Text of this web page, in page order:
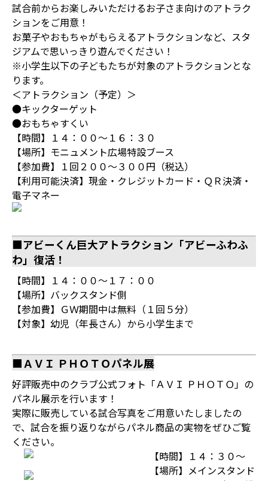
試合前からお楽しみいただけるお子さま向けのアトラク
ションをご用意！
お菓子やおもちゃがもらえるアトラクションなど、スタ
ジアムで思いっきり遊んでください！
※小学生以下の子どもたちが対象のアトラクションとな
ります。
＜アトラクション（予定）＞
●キックターゲット
●おもちゃすくい
【時間】１４：００～１６：３０
【場所】モニュメント広場特設ブース
【参加費】１回２００～３００円（税込）
【利用可能決済】現金・クレジットカード・ＱＲ決済・
電子マネー
■アビーくん巨大アトラクション「アビーふわふ
わ」復活！
【時間】１４：００～１７：００
【場所】バックスタンド側
【参加費】ＧＷ期間中は無料（１回５分）
【対象】幼児（年長さん）から小学生まで
■ＡＶＩ ＰＨＯＴＯパネル展
好評販売中のクラブ公式フォト「ＡＶＩ ＰＨＯＴＯ」の
パネル展示を行います！
実際に販売している試合写真をご用意いたしましたの
で、試合を振り返りながらパネル商品の実物をぜひご覧
ください。
【時間】１４：３０～
【場所】メインスタンド